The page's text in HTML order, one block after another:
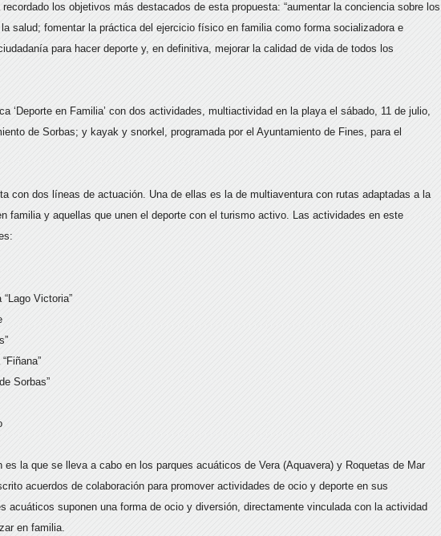
los objetivos más destacados de esta propuesta: “aumentar la conciencia sobre los
salud; fomentar la práctica del ejercicio físico en familia como forma socializadora e
para hacer deporte y, en definitiva, mejorar la calidad de vida de todos los
‘Deporte en Familia’ con dos actividades, multiactividad en la playa el sábado, 11 de julio,
de Sorbas; y kayak y snorkel, programada por el Ayuntamiento de Fines, para el
con dos líneas de actuación. Una de ellas es la de multiaventura con rutas adaptadas a la
familia y aquellas que unen el deporte con el turismo activo. Las actividades en este
Victoria”
Sorbas”
es la que se lleva a cabo en los parques acuáticos de Vera (Aquavera) y Roquetas de Mar
acuerdos de colaboración para promover actividades de ocio y deporte en sus
acuáticos suponen una forma de ocio y diversión, directamente vinculada con la actividad
en familia.